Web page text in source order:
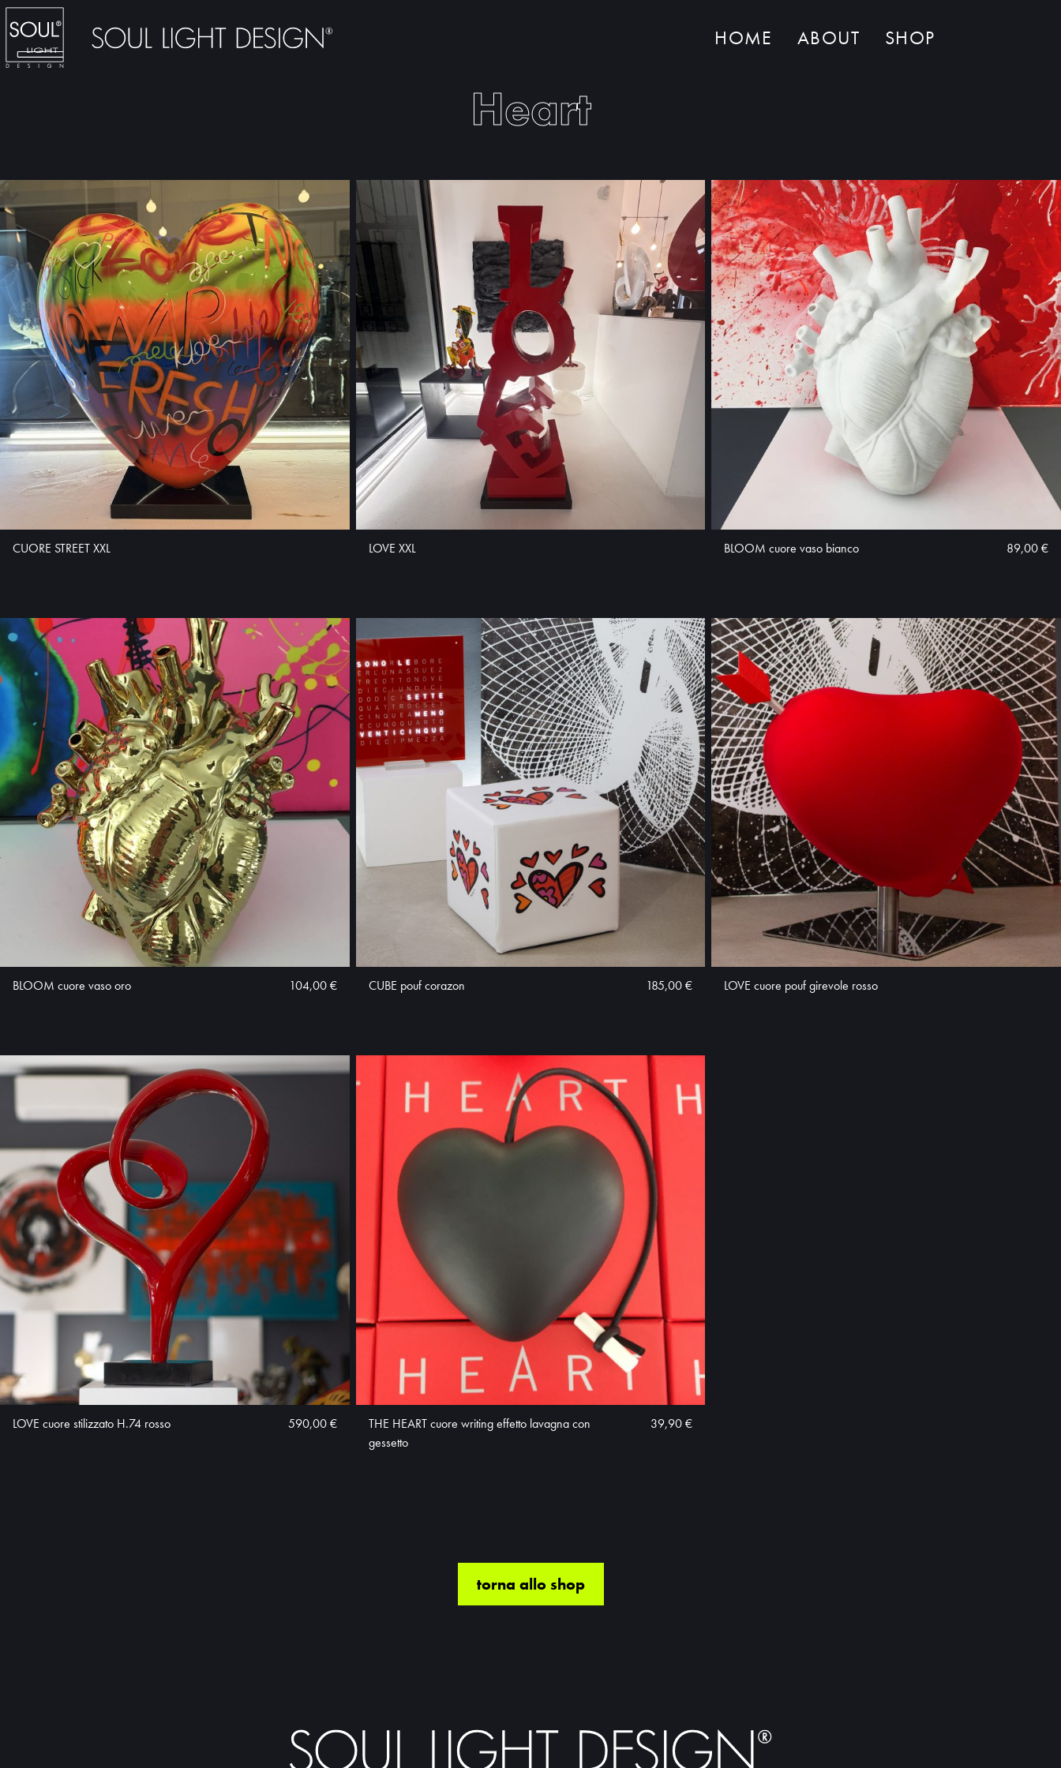
HOME ABOUT SHOP
Heart
CUORE STREET XXL LOVE XXL BLOOM cuore vaso bianco 89,00 €
BLOOM cuore vaso oro 104,00 € CUBE pouf corazon 185,00 € LOVE cuore pouf girevole rosso
LOVE cuore stilizzato H.74 rosso 590,00 €
THE HEART cuore writing effetto lavagna con
gessetto
39,90 €
torna allo shop